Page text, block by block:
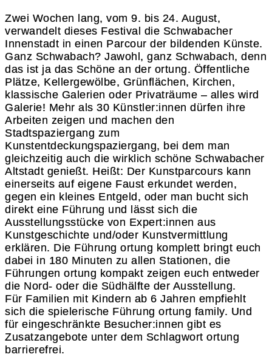
Zwei Wochen lang, vom 9. bis 24. August,
verwandelt dieses Festival die Schwabacher
Innenstadt in einen Parcour der bildenden Künste.
Ganz Schwabach? Jawohl, ganz Schwabach, denn
das ist ja das Schöne an der ortung. Öffentliche
Plätze, Kellergewölbe, Grünflächen, Kirchen,
klassische Galerien oder Privaträume – alles wird
Galerie! Mehr als 30 Künstler:innen dürfen ihre
Arbeiten zeigen und machen den
Stadtspaziergang zum
Kunstentdeckungspaziergang, bei dem man
gleichzeitig auch die wirklich schöne Schwabacher
Altstadt genießt. Heißt: Der Kunstparcours kann
einerseits auf eigene Faust erkundet werden,
gegen ein kleines Entgeld, oder man bucht sich
direkt eine Führung und lässt sich die
Ausstellungsstücke von Expert:innen aus
Kunstgeschichte und/oder Kunstvermittlung
erklären. Die Führung ortung komplett bringt euch
dabei in 180 Minuten zu allen Stationen, die
Führungen ortung kompakt zeigen euch entweder
die Nord- oder die Südhälfte der Ausstellung.
Für Familien mit Kindern ab 6 Jahren empfiehlt
sich die spielerische Führung ortung family. Und
für eingeschränkte Besucher:innen gibt es
Zusatzangebote unter dem Schlagwort ortung
barrierefrei.